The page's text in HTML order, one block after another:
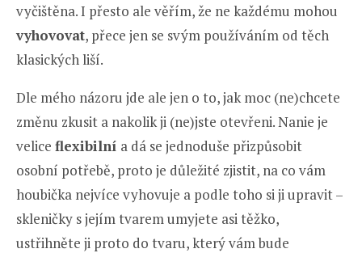
vyčištěna. I přesto ale věřím, že ne každému mohou
vyhovovat, přece jen se svým používáním od těch
klasických liší.
Dle mého názoru jde ale jen o to, jak moc (ne)chcete
změnu zkusit a nakolik ji (ne)jste otevřeni. Nanie je
velice flexibilní a dá se jednoduše přizpůsobit
osobní potřebě, proto je důležité zjistit, na co vám
houbička nejvíce vyhovuje a podle toho si ji upravit –
skleničky s jejím tvarem umyjete asi těžko,
ustřihněte ji proto do tvaru, který vám bude